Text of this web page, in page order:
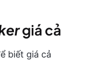
giá cả
biết giá cả